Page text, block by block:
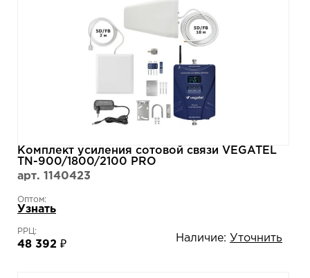
Комплект усиления сотовой связи VEGATEL
TN-900/1800/2100 PRO
арт. 1140423
Оптом:
Узнать
РРЦ:
48 392 ₽
Наличие: Уточнить